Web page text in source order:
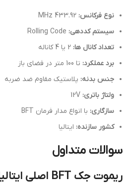
نوع فرکانس:
سیستم کددهی:
تعداد کانال ها:
برد عملکرد: تا 100 متر در فضای باز
جنس بدنه: پلاستیک مقاوم ضد ضربه
ولتاژ باتری:
سازگاری: با انواع مدار فرمان BFT
کشور سازنده: ایتالیا
سوالات متداول
ریموت جک BFT اصلی ایتالیا چیست؟